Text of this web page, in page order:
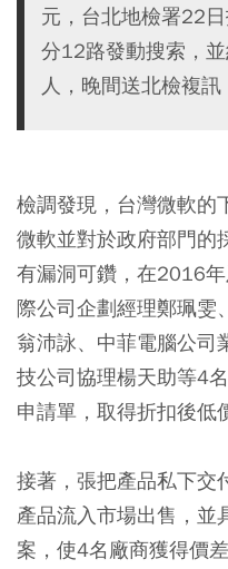
元，台北地檢署22
分12路發動搜索，
人，晚間送北檢複訊
檢調發現，台灣微軟的
微軟並對於政府部門的
有漏洞可鑽，在2016
際公司企劃經理鄭珮雯
翁沛詠、中菲電腦公司
技公司協理楊天助等4
申請單，取得折扣後低
接著，張把產品私下交
產品流入市場出售，並
案，使4名廠商獲得價